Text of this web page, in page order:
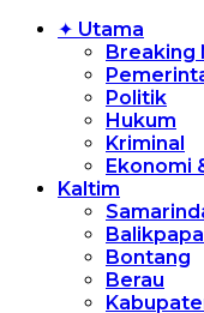
✦ Utama
Breaking
Politik
Hukum
Kriminal
Ekonomi
Kaltim
Bontang
Berau